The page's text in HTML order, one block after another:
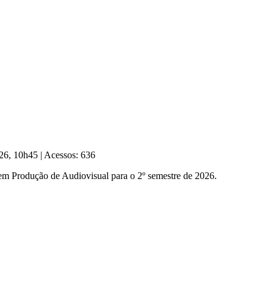
10h45 | Acessos: 636
Produção de Audiovisual para o 2º semestre de 2026.